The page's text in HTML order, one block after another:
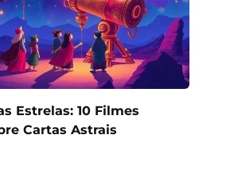
Estrelas: 10 Filmes
Cartas Astrais